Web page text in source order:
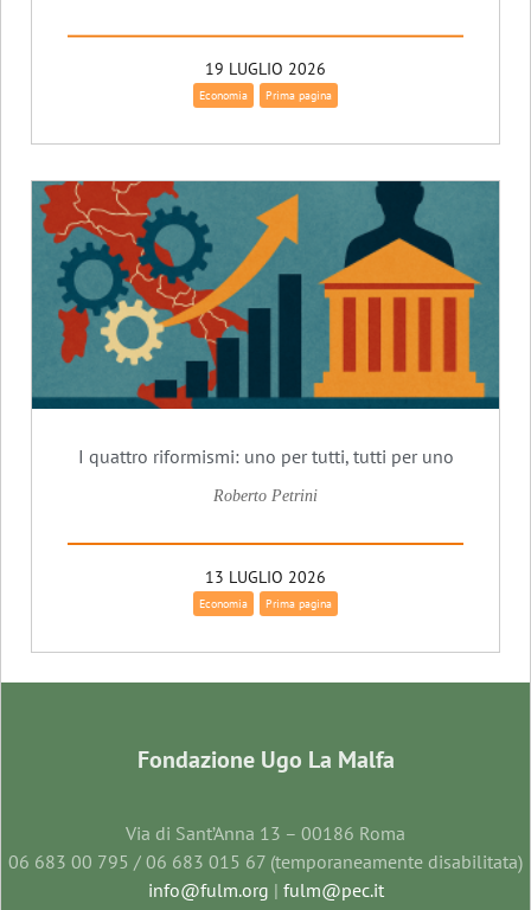
19 LUGLIO 2026
Economia Prima pagina
I quattro riformismi: uno per tutti, tutti per uno
Roberto Petrini
13 LUGLIO 2026
Economia Prima pagina
Fondazione Ugo La Malfa
Via di Sant’Anna 13 – 00186 Roma
06 683 00 795 / 06 683 015 67 (temporaneamente disabilitata)
info@fulm.org | fulm@pec.it